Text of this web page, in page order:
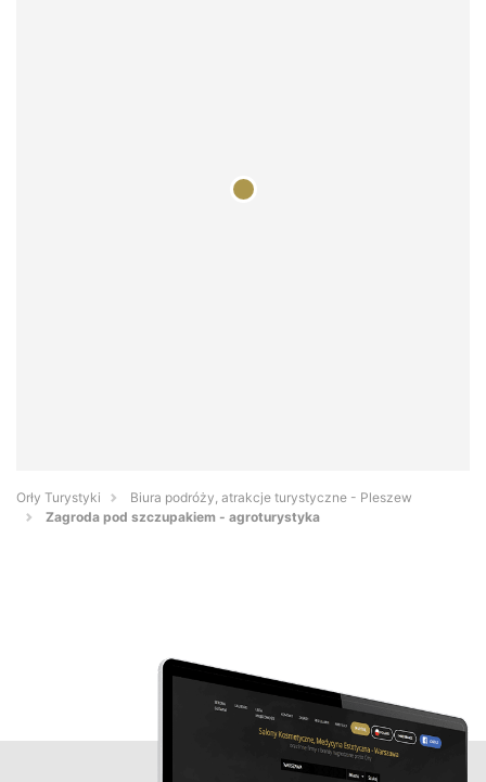
Orły Turystyki
Biura podróży, atrakcje turystyczne - Pleszew
Zagroda pod szczupakiem - agroturystyka